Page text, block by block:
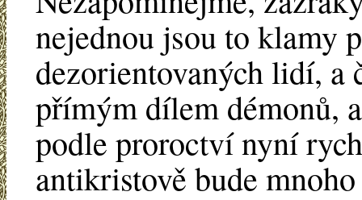
nejednou jsou to klamy
dezorientovaných lidí, a
přímým dílem démonů,
podle proroctví nyní
antikristově bude